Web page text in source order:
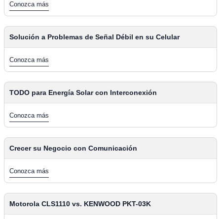
Conozca más
Solución a Problemas de Señal Débil en su Celular
Conozca más
TODO para Energía Solar con Interconexión
Conozca más
Crecer su Negocio con Comunicación
Conozca más
Motorola CLS1110 vs. KENWOOD PKT-03K